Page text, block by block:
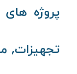
پروژه‌ های
تجهیزات,